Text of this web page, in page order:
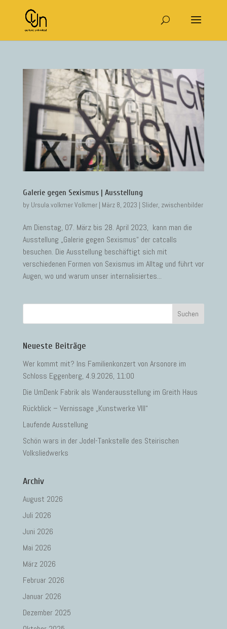
Galerie gegen Sexismus | Ausstellung
by Ursula.volkmer Volkmer| März 8, 2023 | Slider, zwischenbilder
Am Dienstag, 07. März bis 28. April 2023, kann man die
Ausstellung „Galerie gegen Sexismus“ der catcalls
besuchen. Die Ausstellung beschäftigt sich mit
verschiedenen Formen von Sexismus im Alltag und führt vor
Augen, wo und warum unser internalisiertes...
Neueste Beiträge
Wer kommt mit? Ins Familienkonzert von Arsonore im
Schloss Eggenberg, 4.9.2026, 11:00
Die UmDenk Fabrik als Wanderausstellung im Greith Haus
Rückblick – Vernissage „Kunstwerke VIII“
Laufende Ausstellung
Schön wars in der Jodel-Tankstelle des Steirischen
Volksliedwerks
Archiv
August 2026
Juli 2026
Juni 2026
Mai 2026
März 2026
Februar 2026
Januar 2026
Dezember 2025